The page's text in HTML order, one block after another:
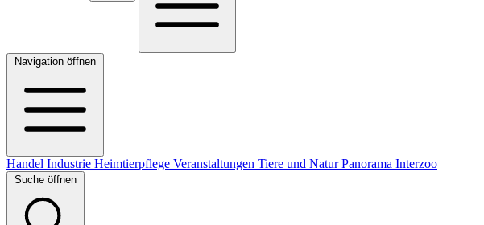
Navigation öffnen
Handel Industrie Heimtierpflege Veranstaltungen Tiere und NaturPanorama Interzoo
Suche öffnen